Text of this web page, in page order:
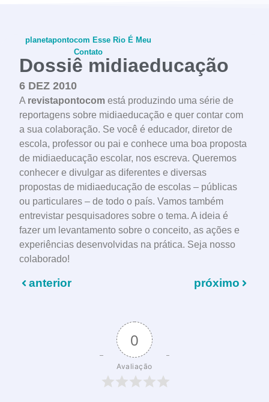
planetapontocom Esse Rio É Meu
Contato
conheça o programa
Dossiê midiaeducação
6 DEZ 2010
A revistapontocom está produzindo uma série de
reportagens sobre midiaeducação e quer contar com
a sua colaboração. Se você é educador, diretor de
escola, professor ou pai e conhece uma boa proposta
de midiaeducação escolar, nos escreva. Queremos
conhecer e divulgar as diferentes e diversas
propostas de midiaeducação de escolas – públicas
ou particulares – de todo o país. Vamos também
entrevistar pesquisadores sobre o tema. A ideia é
fazer um levantamento sobre o conceito, as ações e
experiências desenvolvidas na prática. Seja nosso
colaborado!
anterior próximo
0
Avaliação